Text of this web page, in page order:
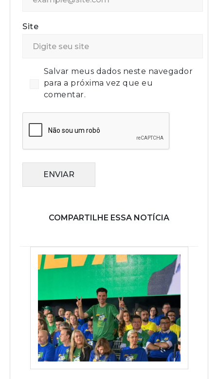
Site
Salvar meus dados neste navegador
para a próxima vez que eu
comentar.
ENVIAR
COMPARTILHE ESSA NOTÍCIA